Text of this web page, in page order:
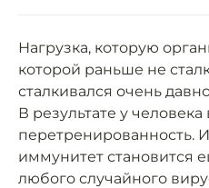
Нагрузка, которую
которой раньше не
сталкивался очень
В результате у человека
перетренированность.
иммунитет становится
любого случайного